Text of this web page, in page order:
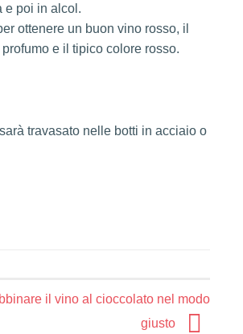
e poi in alcol.
ottenere un buon vino rosso, il
e il tipico colore rosso.
travasato nelle botti in acciaio o
il vino al cioccolato nel modo
giusto